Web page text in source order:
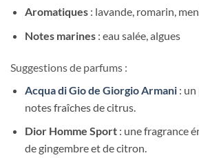
Aromatiques: lavande, romarin,
Notes marines: eau salée, algues
Suggestions de parfums :
Acqua di Gio de Giorgio Armani: un
notes fraîches de citrus.
Dior Homme Sport: une fragrance
de gingembre et de citron.